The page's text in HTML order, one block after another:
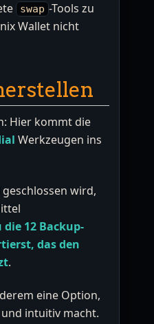
swap -Tools zu
Wallet nicht
Hier kommt die
Werkzeugen ins
wird,
12 Backup-
das den
.
eine Option,
intuitiv macht.